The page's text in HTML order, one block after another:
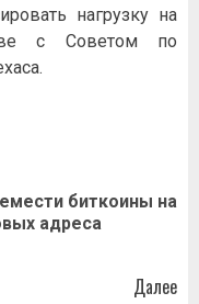
нагрузку на
с Советом по
биткоины на
адреса
Далее